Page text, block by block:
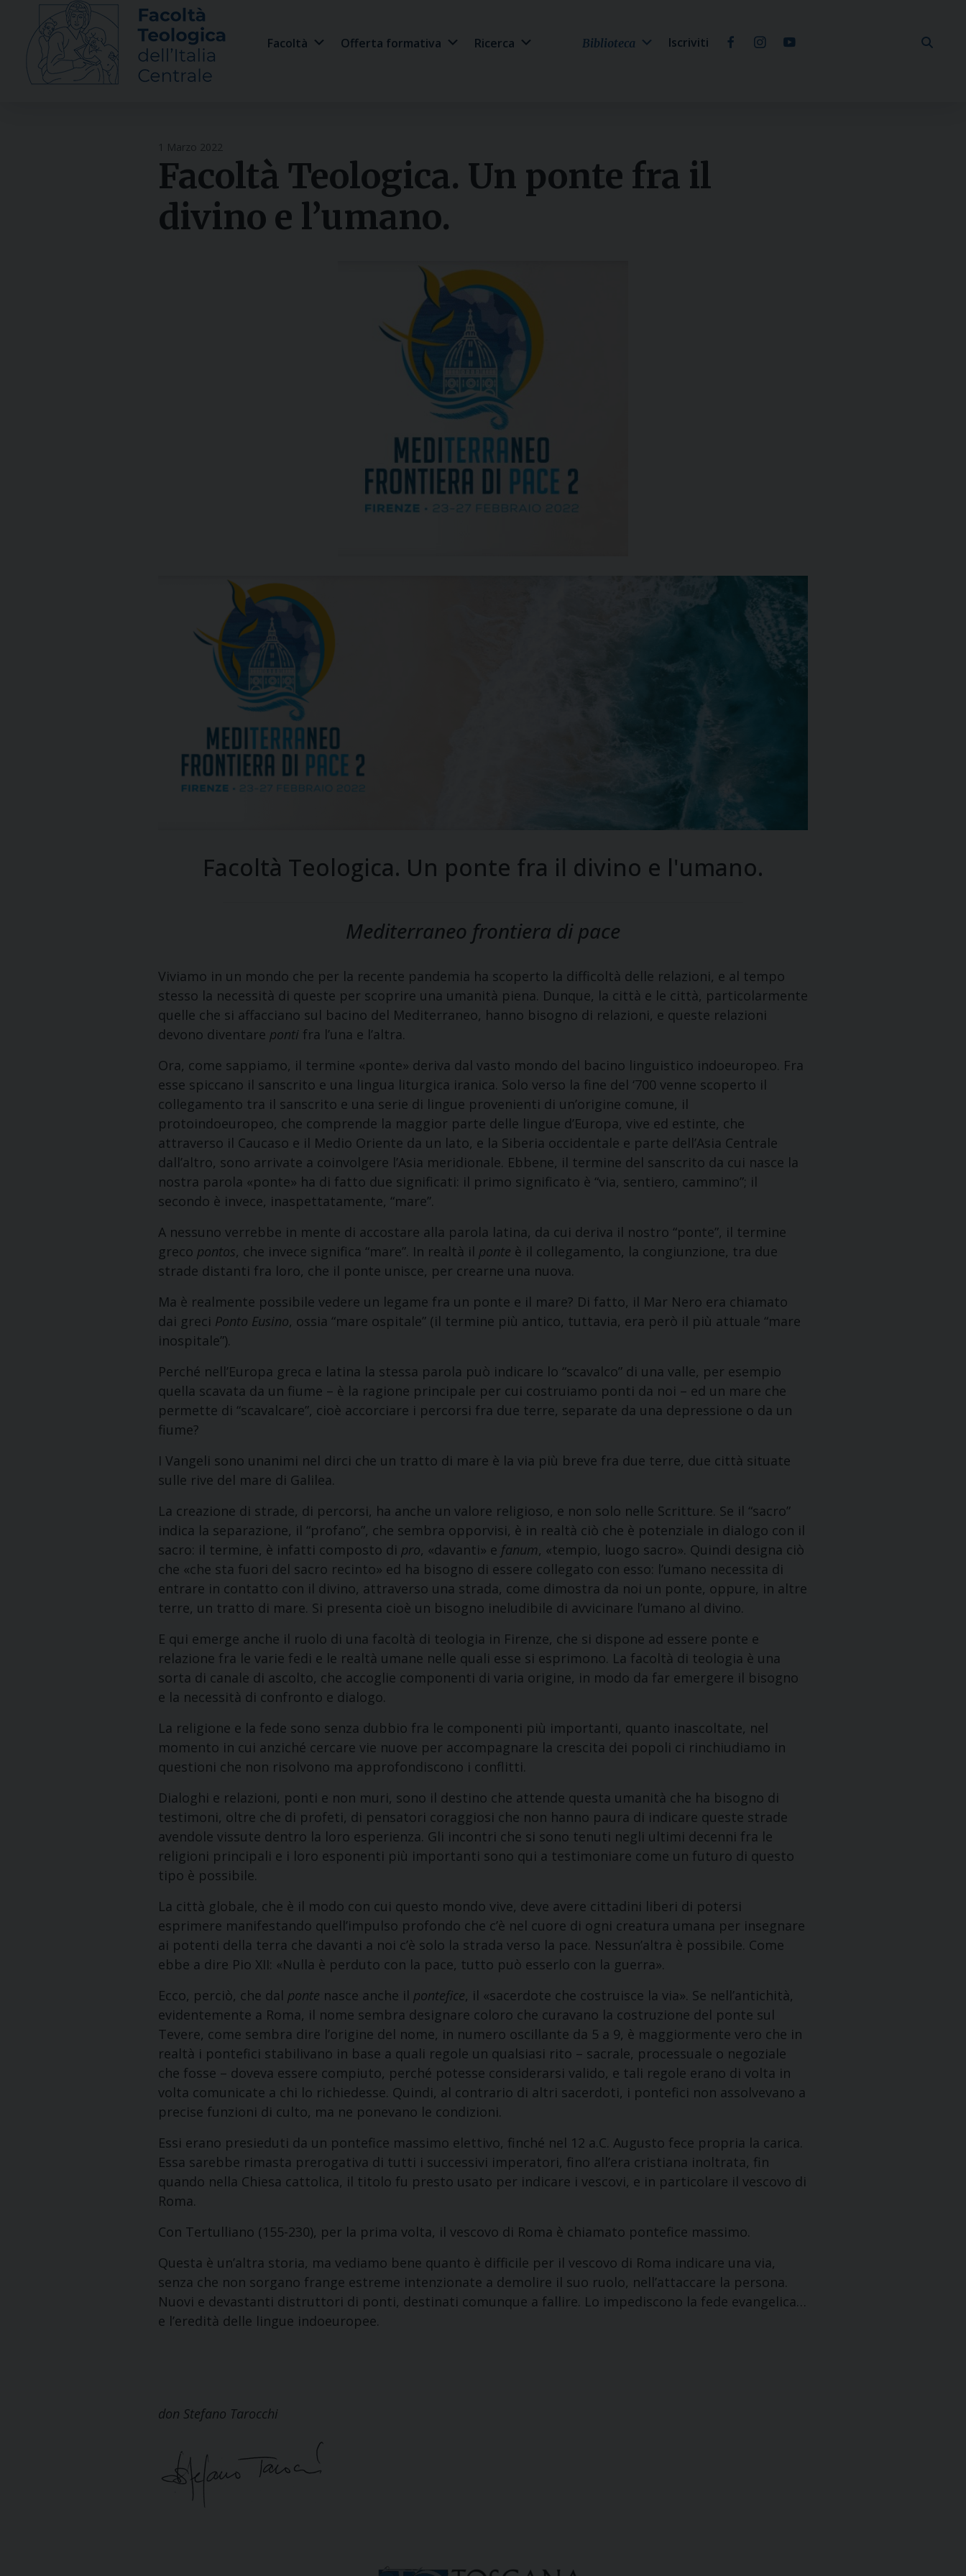
content
Facoltà Offerta formativa Ricerca Biblioteca Iscriviti
1 Marzo 2022
Facoltà Teologica. Un ponte fra il
divino e l’umano.
Facoltà Teologica. Un ponte fra il divino e l'umano.
Mediterraneo frontiera di pace
Viviamo in un mondo che per la recente pandemia ha scoperto la difficoltà delle relazioni, e al tempo
stesso la necessità di queste per scoprire una umanità piena. Dunque, la città e le città, particolarmente
quelle che si affacciano sul bacino del Mediterraneo, hanno bisogno di relazioni, e queste relazioni
devono diventare ponti fra l’una e l’altra.
Ora, come sappiamo, il termine «ponte» deriva dal vasto mondo del bacino linguistico indoeuropeo. Fra
esse spiccano il sanscrito e una lingua liturgica iranica. Solo verso la fine del ‘700 venne scoperto il
collegamento tra il sanscrito e una serie di lingue provenienti di un’origine comune, il
protoindoeuropeo, che comprende la maggior parte delle lingue d’Europa, vive ed estinte, che
attraverso il Caucaso e il Medio Oriente da un lato, e la Siberia occidentale e parte dell’Asia Centrale
dall’altro, sono arrivate a coinvolgere l’Asia meridionale. Ebbene, il termine del sanscrito da cui nasce la
nostra parola «ponte» ha di fatto due significati: il primo significato è “via, sentiero, cammino”; il
secondo è invece, inaspettatamente, “mare”.
A nessuno verrebbe in mente di accostare alla parola latina, da cui deriva il nostro “ponte”, il termine
greco pontos, che invece significa “mare”. In realtà il ponte è il collegamento, la congiunzione, tra due
strade distanti fra loro, che il ponte unisce, per crearne una nuova.
Ma è realmente possibile vedere un legame fra un ponte e il mare? Di fatto, il Mar Nero era chiamato
dai greci Ponto Eusino, ossia “mare ospitale” (il termine più antico, tuttavia, era però il più attuale “mare
inospitale”).
Perché nell’Europa greca e latina la stessa parola può indicare lo “scavalco” di una valle, per esempio
quella scavata da un fiume – è la ragione principale per cui costruiamo ponti da noi – ed un mare che
permette di “scavalcare”, cioè accorciare i percorsi fra due terre, separate da una depressione o da un
fiume?
I Vangeli sono unanimi nel dirci che un tratto di mare è la via più breve fra due terre, due città situate
sulle rive del mare di Galilea.
La creazione di strade, di percorsi, ha anche un valore religioso, e non solo nelle Scritture. Se il “sacro”
indica la separazione, il “profano”, che sembra opporvisi, è in realtà ciò che è potenziale in dialogo con il
sacro: il termine, è infatti composto di pro, «davanti» e fanum, «tempio, luogo sacro». Quindi designa ciò
che «che sta fuori del sacro recinto» ed ha bisogno di essere collegato con esso: l’umano necessita di
entrare in contatto con il divino, attraverso una strada, come dimostra da noi un ponte, oppure, in altre
terre, un tratto di mare. Si presenta cioè un bisogno ineludibile di avvicinare l’umano al divino.
E qui emerge anche il ruolo di una facoltà di teologia in Firenze, che si dispone ad essere ponte e
relazione fra le varie fedi e le realtà umane nelle quali esse si esprimono. La facoltà di teologia è una
sorta di canale di ascolto, che accoglie componenti di varia origine, in modo da far emergere il bisogno
e la necessità di confronto e dialogo.
La religione e la fede sono senza dubbio fra le componenti più importanti, quanto inascoltate, nel
momento in cui anziché cercare vie nuove per accompagnare la crescita dei popoli ci rinchiudiamo in
questioni che non risolvono ma approfondiscono i conflitti.
Dialoghi e relazioni, ponti e non muri, sono il destino che attende questa umanità che ha bisogno di
testimoni, oltre che di profeti, di pensatori coraggiosi che non hanno paura di indicare queste strade
avendole vissute dentro la loro esperienza. Gli incontri che si sono tenuti negli ultimi decenni fra le
religioni principali e i loro esponenti più importanti sono qui a testimoniare come un futuro di questo
tipo è possibile.
La città globale, che è il modo con cui questo mondo vive, deve avere cittadini liberi di potersi
esprimere manifestando quell’impulso profondo che c’è nel cuore di ogni creatura umana per insegnare
ai potenti della terra che davanti a noi c’è solo la strada verso la pace. Nessun’altra è possibile. Come
ebbe a dire Pio XII: «Nulla è perduto con la pace, tutto può esserlo con la guerra».
Ecco, perciò, che dal ponte nasce anche il pontefice, il «sacerdote che costruisce la via». Se nell’antichità,
evidentemente a Roma, il nome sembra designare coloro che curavano la costruzione del ponte sul
Tevere, come sembra dire l’origine del nome, in numero oscillante da 5 a 9, è maggiormente vero che in
realtà i pontefici stabilivano in base a quali regole un qualsiasi rito – sacrale, processuale o negoziale
che fosse – doveva essere compiuto, perché potesse considerarsi valido, e tali regole erano di volta in
volta comunicate a chi lo richiedesse. Quindi, al contrario di altri sacerdoti, i pontefici non assolvevano a
precise funzioni di culto, ma ne ponevano le condizioni.
Essi erano presieduti da un pontefice massimo elettivo, finché nel 12 a.C. Augusto fece propria la carica.
Essa sarebbe rimasta prerogativa di tutti i successivi imperatori, fino all’era cristiana inoltrata, fin
quando nella Chiesa cattolica, il titolo fu presto usato per indicare i vescovi, e in particolare il vescovo di
Roma.
Con Tertulliano (155-230), per la prima volta, il vescovo di Roma è chiamato pontefice massimo.
Questa è un’altra storia, ma vediamo bene quanto è difficile per il vescovo di Roma indicare una via,
senza che non sorgano frange estreme intenzionate a demolire il suo ruolo, nell’attaccare la persona.
Nuovi e devastanti distruttori di ponti, destinati comunque a fallire. Lo impediscono la fede evangelica…
e l’eredità delle lingue indoeuropee.
don Stefano Tarocchi